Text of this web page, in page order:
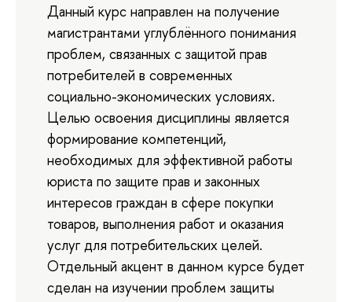
Данный курс направлен на получение
магистрантами углублённого понимания
проблем, связанных с защитой прав
потребителей в современных
социально-экономических условиях.
Целью освоения дисциплины является
формирование компетенций,
необходимых для эффективной работы
юриста по защите прав и законных
интересов граждан в сфере покупки
товаров, выполнения работ и оказания
услуг для потребительских целей.
Отдельный акцент в данном курсе будет
сделан на изучении проблем защиты